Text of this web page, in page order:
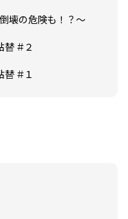
壊の危険も！？～
替 #２
替 #１